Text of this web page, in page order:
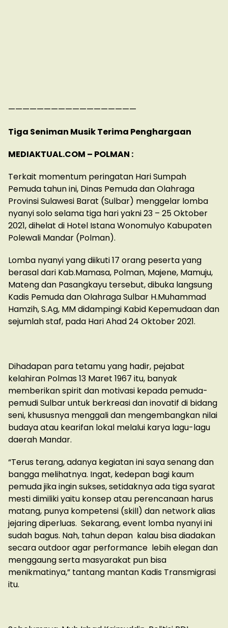
——————————————————
Tiga Seniman Musik Terima Penghargaan
MEDIAKTUAL.COM – POLMAN :
Terkait momentum peringatan Hari Sumpah
Pemuda tahun ini, Dinas Pemuda dan Olahraga
Provinsi Sulawesi Barat (Sulbar) menggelar lomba
nyanyi solo selama tiga hari yakni 23 – 25 Oktober
2021, dihelat di Hotel Istana Wonomulyo Kabupaten
Polewali Mandar (Polman).
Lomba nyanyi yang diikuti 17 orang peserta yang
berasal dari Kab.Mamasa, Polman, Majene, Mamuju,
Mateng dan Pasangkayu tersebut, dibuka langsung
Kadis Pemuda dan Olahraga Sulbar H.Muhammad
Hamzih, S.Ag, MM didampingi Kabid Kepemudaan dan
sejumlah staf, pada Hari Ahad 24 Oktober 2021.
Dihadapan para tetamu yang hadir, pejabat
kelahiran Polmas 13 Maret 1967 itu, banyak
memberikan spirit dan motivasi kepada pemuda-
pemudi Sulbar untuk berkreasi dan inovatif di bidang
seni, khususnya menggali dan mengembangkan nilai
budaya atau kearifan lokal melalui karya lagu-lagu
daerah Mandar.
“Terus terang, adanya kegiatan ini saya senang dan
bangga melihatnya. Ingat, kedepan bagi kaum
pemuda jika ingin sukses, setidaknya ada tiga syarat
mesti dimiliki yaitu konsep atau perencanaan harus
matang, punya kompetensi (skill) dan network alias
jejaring diperluas. Sekarang, event lomba nyanyi ini
sudah bagus. Nah, tahun depan kalau bisa diadakan
secara outdoor agar performance lebih elegan dan
menggaung serta masyarakat pun bisa
menikmatinya,” tantang mantan Kadis Transmigrasi
itu.